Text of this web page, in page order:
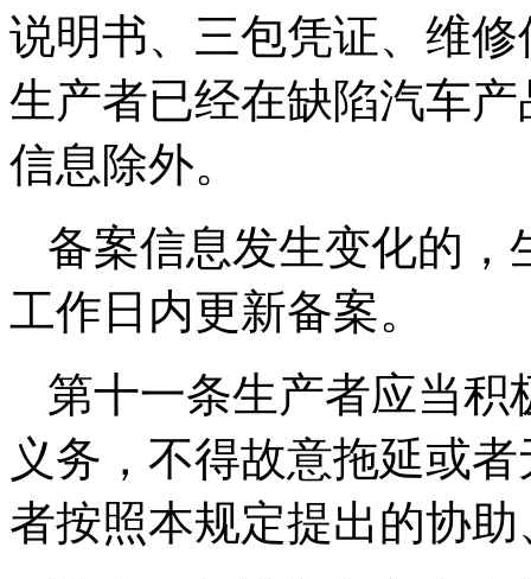
说明书、三包凭证、维
生产者已经在缺陷汽车
信息除外。
备案信息发生变化的，
工作日内更新备案。
第十一条生产者应当积
义务，不得故意拖延或
者按照本规定提出的协